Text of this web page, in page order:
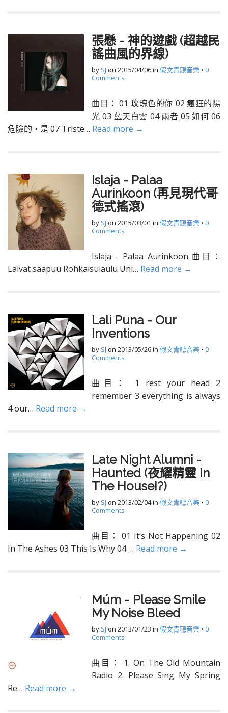
張懸 - 神的遊戲 (超越民
謠曲風的界線)
by SJ on 2015/04/06in 假文青聽音樂 • 0
Comments
曲目： 01 玫瑰色的你 02 瘋狂的陽
光 03 藍天白雲 04 兩者 05 如何 06
危險的，是 07 Triste… Read more →
Islaja - Palaa
Aurinkoon (再見現代哥
德式搖滾)
by SJ on 2015/03/01 in 假文青聽音樂 • 0
Comments
Islaja - Palaa Aurinkoon 曲目：
Laivat saapuu Rohkaisulaulu Uni… Read more →
Lali Puna - Our
Inventions
by SJ on 2013/05/26in 假文青聽音樂 • 0
Comments
曲目： 1 rest your head 2
remember 3 everything is always
4 our… Read more →
Late Night Alumni -
Haunted (夜耀精靈 In
The House!?)
by SJ on 2013/02/04in 假文青聽音樂 • 0
Comments
曲目： 01 It’s Not Happening 02
In The Ashes 03 This Is Why 04 … Read more →
Múm - Please Smile
My Noise Bleed
by SJ on 2013/01/23 in 假文青聽音樂 • 0
Comments
曲目： 1. On The Old Mountain
Radio 2. Please Sing My Spring
Re… Read more →